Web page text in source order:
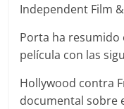
Independent Film
Porta ha resumido
película con las
Hollywood contra
documental sobre